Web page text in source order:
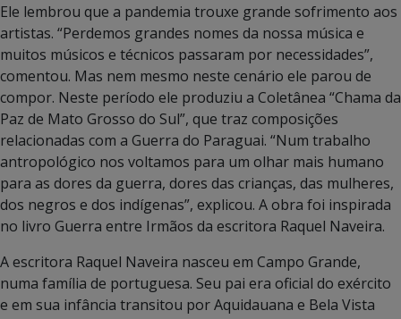
Ele lembrou que a pandemia trouxe grande sofrimento aos
artistas. “Perdemos grandes nomes da nossa música e
muitos músicos e técnicos passaram por necessidades”,
comentou. Mas nem mesmo neste cenário ele parou de
compor. Neste período ele produziu a Coletânea “Chama da
Paz de Mato Grosso do Sul”, que traz composições
relacionadas com a Guerra do Paraguai. “Num trabalho
antropológico nos voltamos para um olhar mais humano
para as dores da guerra, dores das crianças, das mulheres,
dos negros e dos indígenas”, explicou. A obra foi inspirada
no livro Guerra entre Irmãos da escritora Raquel Naveira.
A escritora Raquel Naveira nasceu em Campo Grande,
numa família de portuguesa. Seu pai era oficial do exército
e em sua infância transitou por Aquidauana e Bela Vista